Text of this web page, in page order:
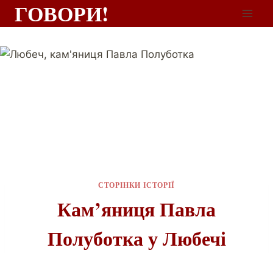
ГОВОРИ!
СТОРІНКИ ІСТОРІЇ
Кам’яниця Павла
Полуботка у Любечі